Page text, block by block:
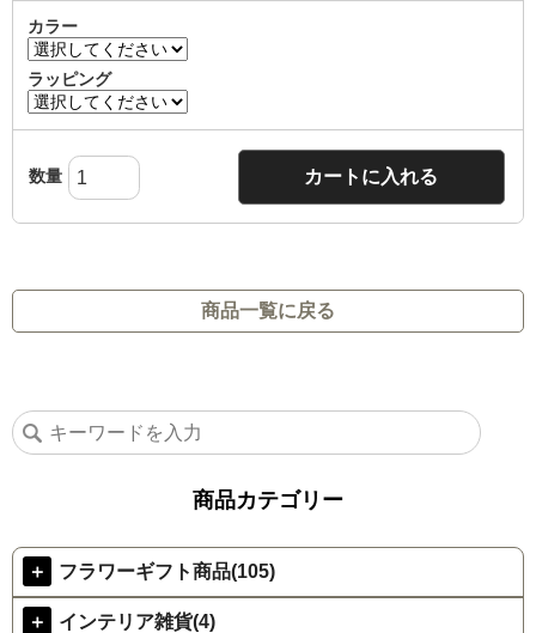
カラー
ラッピング
数量 カートに入れる
商品一覧に戻る
商品カテゴリー
＋ フラワーギフト商品(105)
＋ インテリア雑貨(4)